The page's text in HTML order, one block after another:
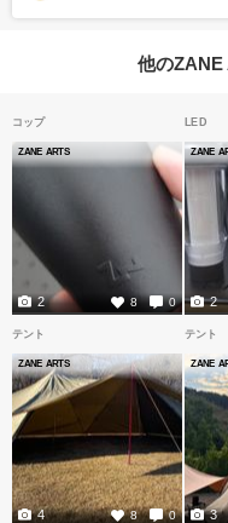
他のZANE
コップ
ZANE ARTS
8 0
2
LED
ZANE
2
テント
ZANE ARTS
8 0
4
テント
ZANE
3